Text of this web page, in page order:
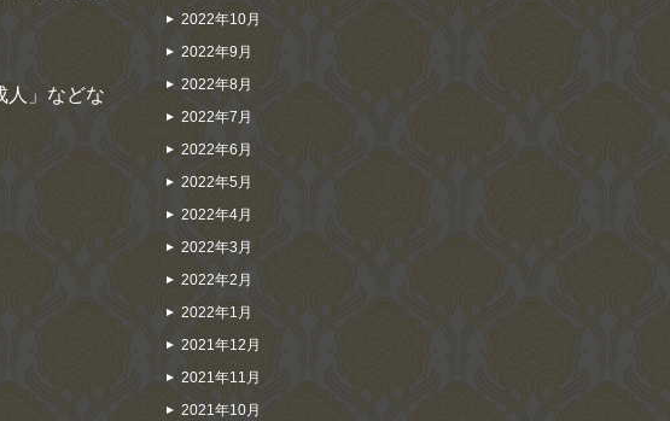
人」などな
2022年10月
2022年9月
2022年8月
2022年7月
2022年6月
2022年5月
2022年4月
2022年3月
2022年2月
2022年1月
2021年12月
2021年11月
2021年10月